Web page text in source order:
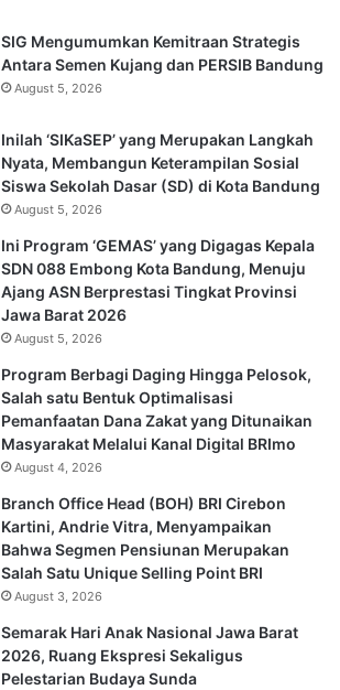
SIG Mengumumkan Kemitraan Strategis
Antara Semen Kujang dan PERSIB Bandung
August 5, 2026
Inilah ‘SIKaSEP’ yang Merupakan Langkah
Nyata, Membangun Keterampilan Sosial
Siswa Sekolah Dasar (SD) di Kota Bandung
August 5, 2026
Ini Program ‘GEMAS’ yang Digagas Kepala
SDN 088 Embong Kota Bandung, Menuju
Ajang ASN Berprestasi Tingkat Provinsi
Jawa Barat 2026
August 5, 2026
Program Berbagi Daging Hingga Pelosok,
Salah satu Bentuk Optimalisasi
Pemanfaatan Dana Zakat yang Ditunaikan
Masyarakat Melalui Kanal Digital BRImo
August 4, 2026
Branch Office Head (BOH) BRI Cirebon
Kartini, Andrie Vitra, Menyampaikan
Bahwa Segmen Pensiunan Merupakan
Salah Satu Unique Selling Point BRI
August 3, 2026
Semarak Hari Anak Nasional Jawa Barat
2026, Ruang Ekspresi Sekaligus
Pelestarian Budaya Sunda